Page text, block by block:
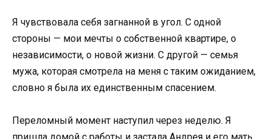
Я чувствовала себя загнанной в угол. С одной
стороны — мои мечты о собственной квартире, о
независимости, о новой жизни. С другой — семья
мужа, которая смотрела на меня с таким ожиданием,
словно я была их единственным спасением.
Переломный момент наступил через неделю. Я